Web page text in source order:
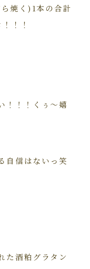
焼く)1本の合計
！！
！！！くぅ～嬉
自信はないっ笑
た酒粕グラタン